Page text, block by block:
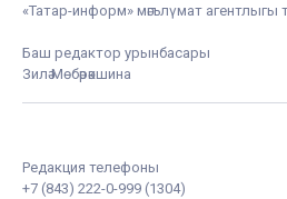
«Татар-информ» мәгълүмат агентлыгы
Баш редактор урынбасары
Зилә Мөбәрәкшина
Редакция телефоны
+7 (843) 222-0-999 (1304)